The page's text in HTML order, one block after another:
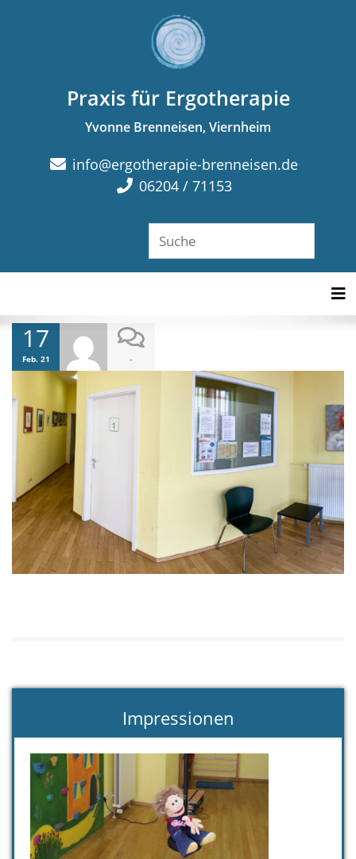
Praxis für Ergotherapie
Yvonne Brenneisen, Viernheim
info@ergotherapie-brenneisen.de
06204 / 71153
17
Feb. 21 -
Impressionen